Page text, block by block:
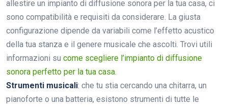
allestire un impianto di diffusione sonora per la tua casa, ci
sono compatibilità e requisiti da considerare. La giusta
configurazione dipende da variabili come l’effetto acustico
della tua stanza e il genere musicale che ascolti. Trovi utili
informazioni su come scegliere l’impianto di diffusione
sonora perfetto per la tua casa.
Strumenti musicali: che tu stia cercando una chitarra, un
pianoforte o una batteria, esistono strumenti di tutte le